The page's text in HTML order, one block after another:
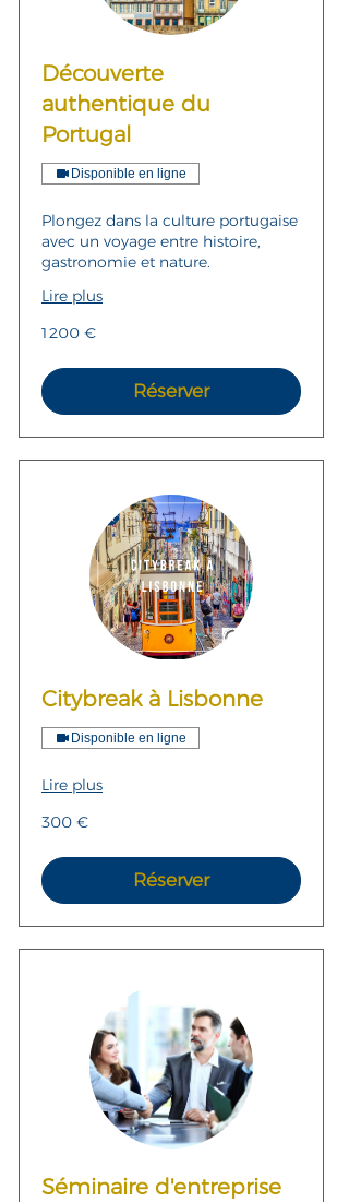
Découverte
authentique du
Portugal
Disponible en ligne
Plongez dans la culture portugaise
avec un voyage entre histoire,
gastronomie et nature.
Lire plus
1 200
euros
1 200 €
Réserver
Citybreak à Lisbonne
Disponible en ligne
Lire plus
300
euros
300 €
Réserver
Séminaire d'entreprise